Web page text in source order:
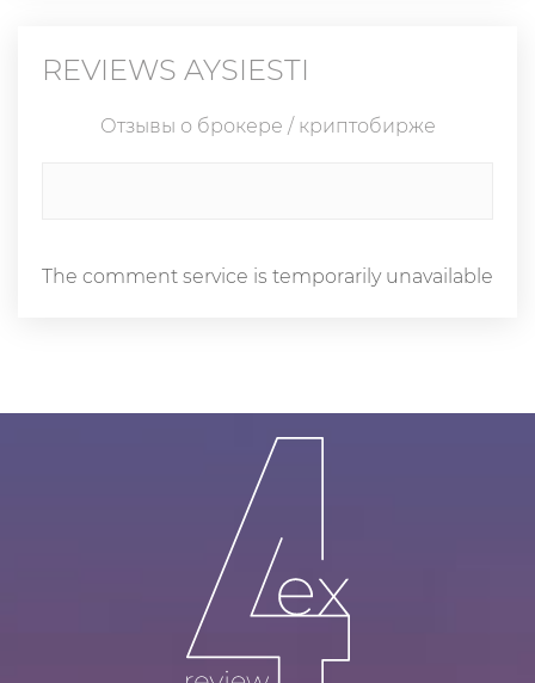
REVIEWS AYSIESTI
Отзывы о брокере / криптобирже
The comment service is temporarily unavailable